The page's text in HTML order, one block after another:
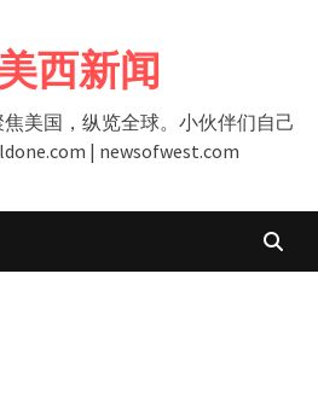
西新闻
美国，纵览全球。小伙伴们自己
| newsofwest.com